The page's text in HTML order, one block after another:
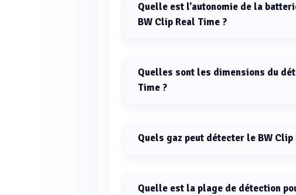
Quelle est l'autonomie de la
BW Clip Real Time ?
Quelles sont les dimensions du
Time ?
Quels gaz peut détecter le BW Clip
Quelle est la plage de détection